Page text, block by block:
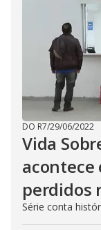
DO R7/29/06/2022
Vida
acontece
perdidos
Série conta